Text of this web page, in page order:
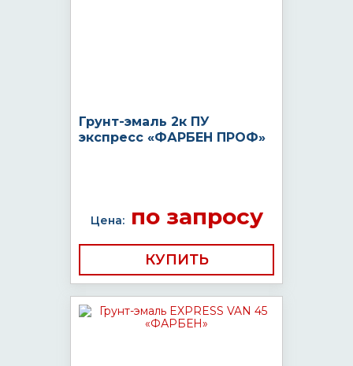
Грунт-эмаль 2к ПУ
экспресс «ФАРБЕН ПРОФ»
Цена:по запросу
КУПИТЬ